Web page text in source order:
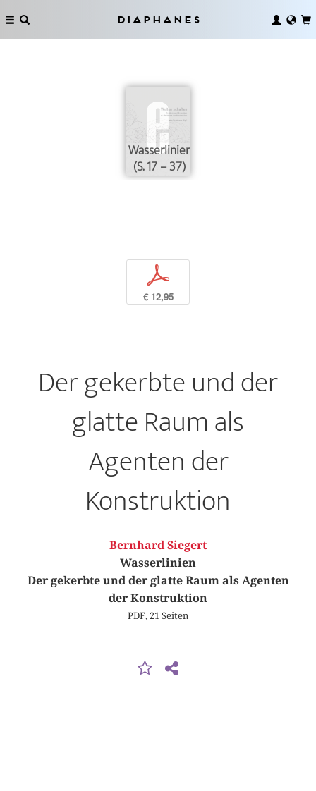
Diaphanes
Wasserlinien
(S. 17 – 37)
p
€ 12,95
Der gekerbte und der
glatte Raum als
Agenten der
Konstruktion
Bernhard Siegert
Wasserlinien
Der gekerbte und der glatte Raum als Agenten
der Konstruktion
PDF, 21 Seiten